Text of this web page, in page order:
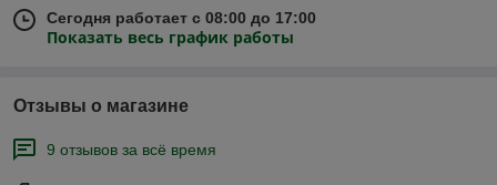
Сегодня работает с 08:00 до 17:00
Показать весь график работы
Отзывы о магазине
9 отзывов за всё время